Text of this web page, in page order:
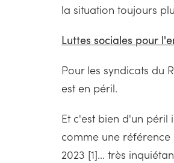
la situation toujours
Luttes sociales pour
Pour les syndicats du
est en péril.
Et c'est bien d'un péril
comme une
2023 [1]... très